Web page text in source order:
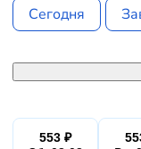
Сегодня
553 ₽